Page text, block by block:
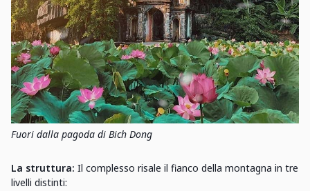
Fuori dalla pagoda di Bich Dong
La struttura: Il complesso risale il fianco della montagna in tre
livelli distinti: